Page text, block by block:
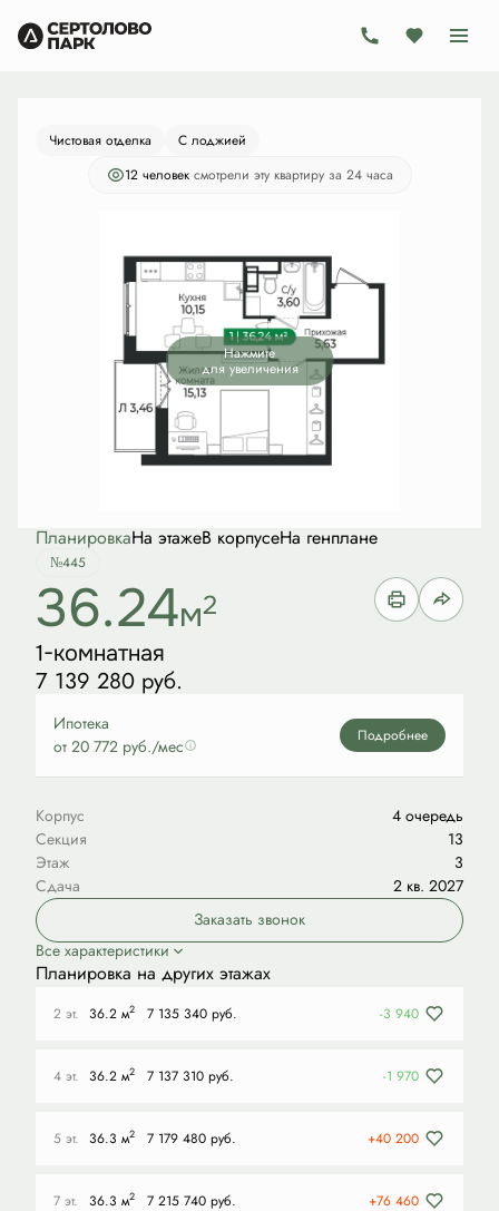
1-комнатная 7 139 280 руб.
Ипотекаот 20 772 руб./мес.
Чистовая отделка
С лоджией
12 человек смотрели эту квартиру за 24 часа
Нажмите
для увеличения
ПланировкаНа этажеВ корпусеНа генплане
№445
36.24м2
1-комнатная
7 139 280 руб.
Ипотека
от 20 772 руб./мес
Подробнее
Корпус
4 очередь
Секция
13
Этаж
3
Сдача
2 кв. 2027
Заказать звонок
Все характеристики
Планировка на других этажах
2 эт. 36.2 м2 7 135 340 руб. -3 940
4 эт. 36.2 м2 7 137 310 руб. -1 970
5 эт. 36.3 м2 7 179 480 руб. +40 200
7 эт. 36.3 м2 7 215 740 руб. +76 460